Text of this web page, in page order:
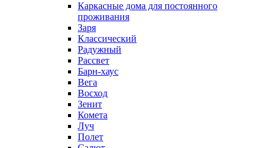
Каркасные дома для постоянного
проживания
Заря
Классический
Радужный
Рассвет
Барн-хаус
Вега
Восход
Зенит
Комета
Луч
Полет